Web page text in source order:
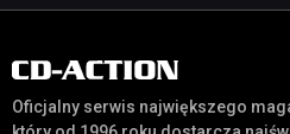
Oficjalny serwis największego